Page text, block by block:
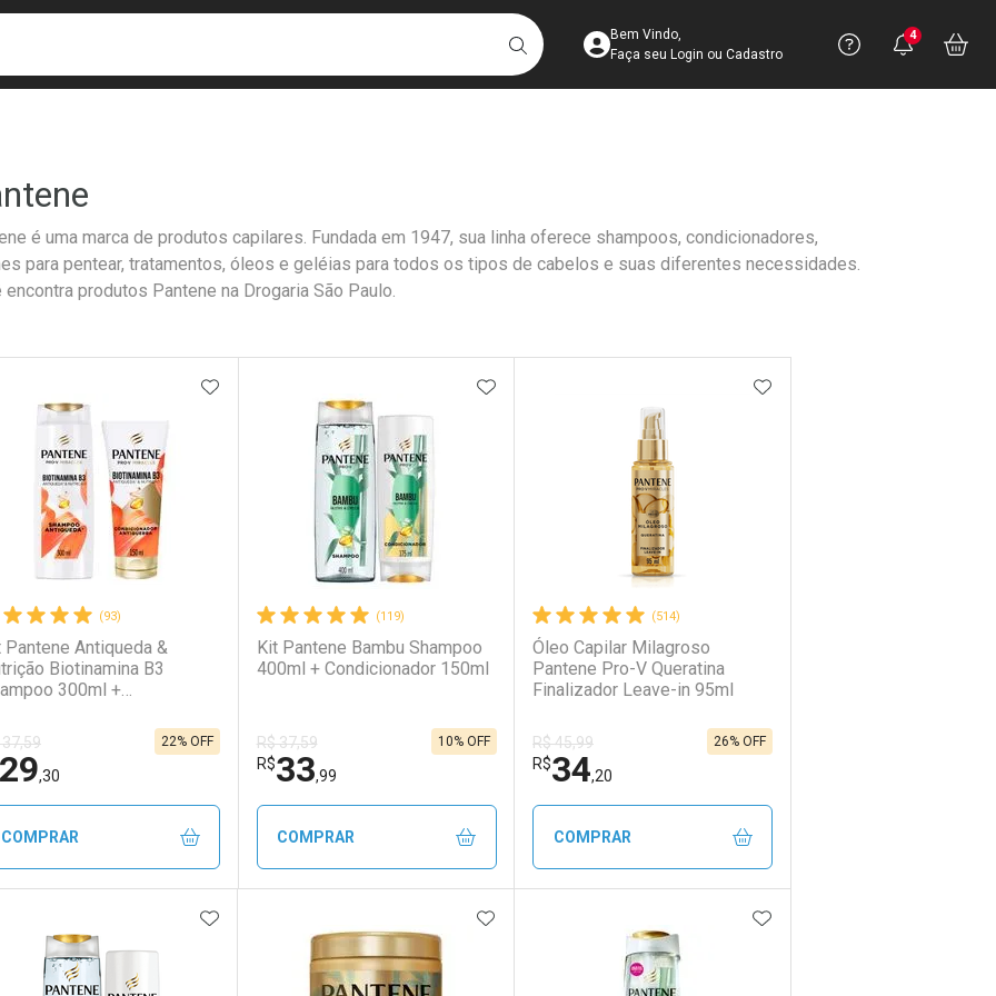
BUSCARAcesse sua Conta
Bem Vindo,
Faça seu Login ou Cadastro
Precisa
Ver Recursos
Você
4
é uma marca de produtos capilares. Fundada em 1947, sua linha oferece shampoos, condicionadores,
para pentear, tratamentos, óleos e geléias para todos os tipos de cabelos e suas diferentes necessidades.
encontra produtos Pantene na Drogaria São Paulo.
(93)
Pantene Antiqueda &
Biotinamina B3
300ml +
37,59
29,30
22% OFF
ADICIONAR AOS FAVORITOS
COMPRAR
FECHAR
FECHAR
Menos
(119)
Kit Pantene Bambu Shampoo
400ml + Condicionador 150ml
R$ 37,59
R$33,99
10% OFF
ADICIONAR AOS FAVORITOS
COMPRAR
FECHAR
Laboratório
FECHAR
Por Menos
(514)
Óleo Capilar Milagroso
Pantene Pro-V Queratina
Finalizador Leave-in 95ml
R$ 45,99
R$34,20
26% OFF
ADICIONAR AOS
COMPRAR
FECHAR
Laboratório
FECHAR
Por Menos
ADICIONAR AOS FAVORITOS ADICIONAR AOS FAVORITOS ADICIONAR AOS